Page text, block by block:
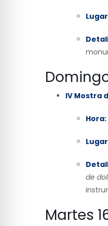
IV Mostra
Hora:
de
Martes